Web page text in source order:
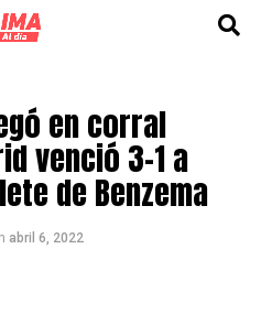
en corral
venció 3-1 a
de Benzema
abril 6, 2022